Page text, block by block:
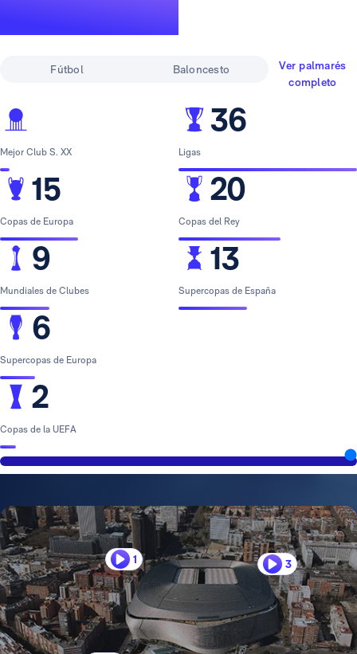
Fútbol Baloncesto
Ver palmarés
completo
Mejor Club S. XX
15
Copas de Europa
9
Mundiales de Clubes
6
Supercopas de Europa
2
Copas de la UEFA
36
Ligas
20
Copas del Rey
13
Supercopas de España
1 3